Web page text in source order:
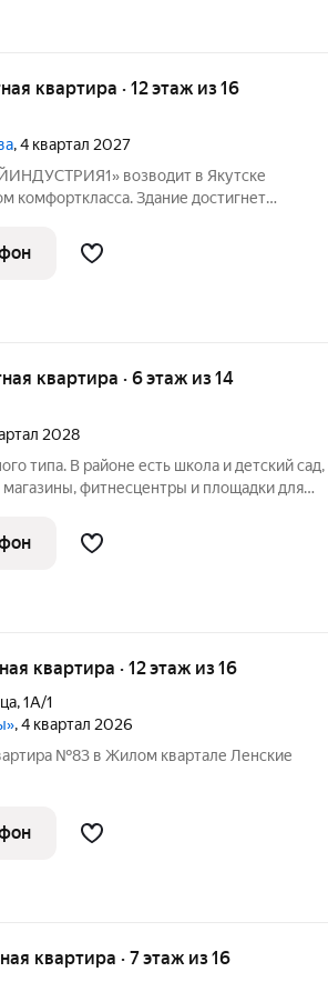
квартира · 12 этаж из 16
, 4 квартал 2027
возводит в Якутске
комфорткласса. Здание достигнет
построят из монолитного кирпича, а общая
квартира · 6 этаж из 14
2028
типа. В районе есть школа и детский сад,
фитнесцентры и площадки для
квартира · 12 этаж из 16
,1А/1
, 4 квартал 2026
№83 в Жилом квартале Ленские
квартира · 7 этаж из 16